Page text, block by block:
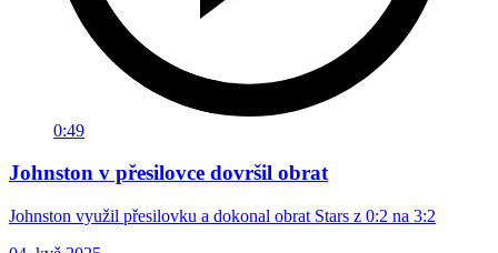
0:49
Johnston v přesilovce dovršil obrat
Johnston využil přesilovku a dokonal obrat Stars z 0:2 na 3:2